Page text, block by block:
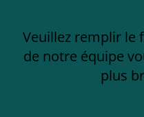
Veuillez remplir le
de notre équipe
plus